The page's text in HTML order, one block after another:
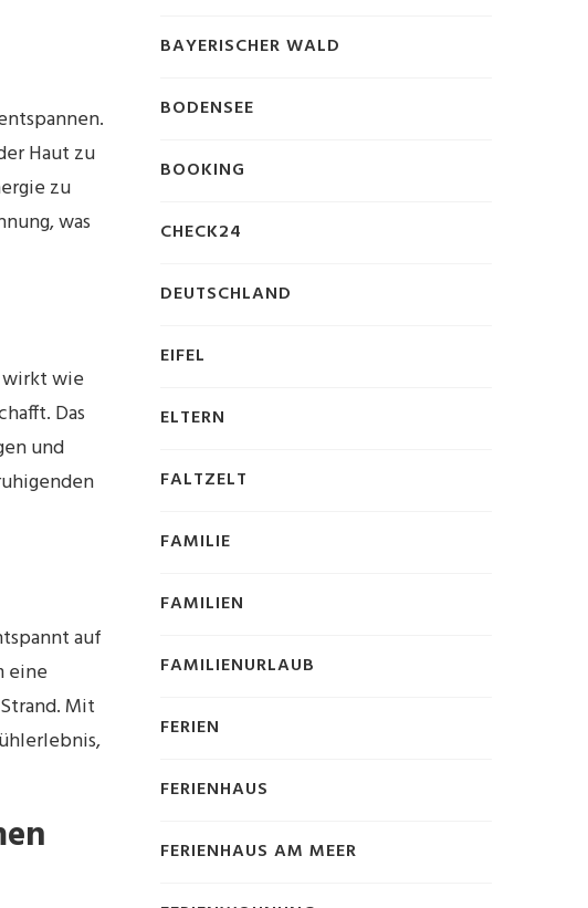
Haut zu
zu
was
wirkt wie
Das
und
auf
eine
Mit
BAYERISCHER WALD
BODENSEE
BOOKING
CHECK24
DEUTSCHLAND
EIFEL
ELTERN
FALTZELT
FAMILIE
FAMILIEN
FAMILIENURLAUB
FERIEN
FERIENHAUS
FERIENHAUS AM MEER